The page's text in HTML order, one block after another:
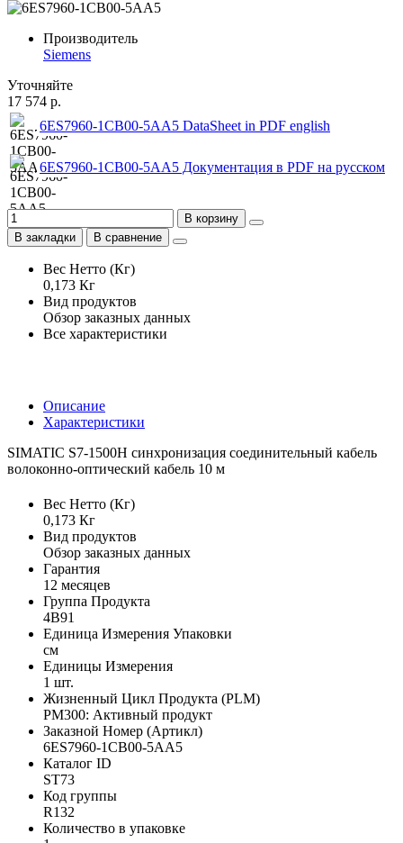
Производитель
Siemens
Уточняйте
17 574 р.
6ES7960-1CB00-5AA5 DataSheet in PDF english
6ES7960-1CB00-5AA5 Документация в PDF на русском
В корзину
В закладки
В сравнение
Вес Нетто (Кг)
0,173 Кг
Вид продуктов
Обзор заказных данных
Все характеристики
Описание
Характеристики
SIMATIC S7-1500H синхронизация соединительный кабель
волоконно-оптический кабель 10 м
Вес Нетто (Кг)
0,173 Кг
Вид продуктов
Обзор заказных данных
Гарантия
12 месяцев
Группа Продукта
4B91
Единица Измерения Упаковки
см
Единицы Измерения
1 шт.
Жизненный Цикл Продукта (PLM)
PM300: Активный продукт
Заказной Номер (Артикл)
6ES7960-1CB00-5AA5
Каталог ID
ST73
Код группы
R132
Количество в упаковке